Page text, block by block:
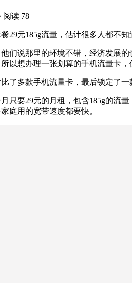
阅读 78
29元185g流量，估计很多人都不知
们说那里的环境不错，经济发展
以想办理一张划算的手机流量卡，
了多款手机流量卡，最后锁定了一
只要29元的月租，包含185g的流
庭用的宽带速度都要快。